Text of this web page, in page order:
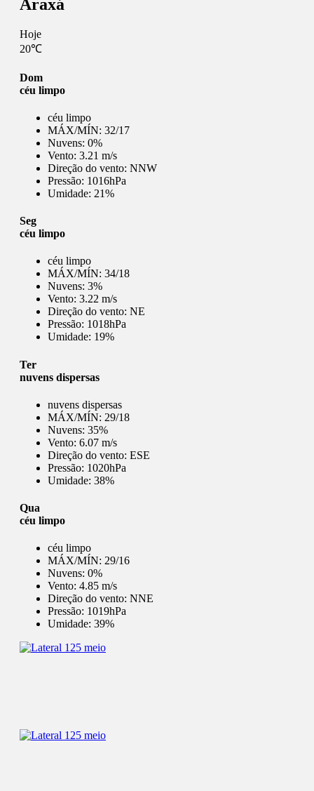
Araxá
Hoje
20℃
Dom
céu limpo
céu limpo
MÁX/MÍN: 32/17
Nuvens: 0%
Vento: 3.21 m/s
Direção do vento: NNW
Pressão: 1016hPa
Umidade: 21%
Seg
céu limpo
céu limpo
MÁX/MÍN: 34/18
Nuvens: 3%
Vento: 3.22 m/s
Direção do vento: NE
Pressão: 1018hPa
Umidade: 19%
Ter
nuvens dispersas
nuvens dispersas
MÁX/MÍN: 29/18
Nuvens: 35%
Vento: 6.07 m/s
Direção do vento: ESE
Pressão: 1020hPa
Umidade: 38%
Qua
céu limpo
céu limpo
MÁX/MÍN: 29/16
Nuvens: 0%
Vento: 4.85 m/s
Direção do vento: NNE
Pressão: 1019hPa
Umidade: 39%